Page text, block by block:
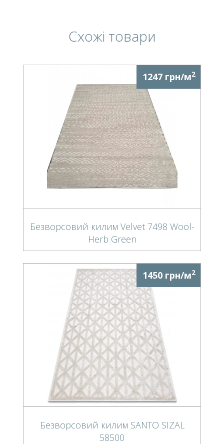
Схожі товари
1247 грн/м2
Безворсовий килим Velvet 7498 Wool-
Herb Green
1450 грн/м2
Безворсовий килим SANTO SIZAL
58500